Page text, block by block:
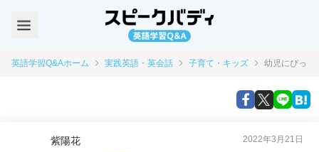
英語学習Q&Aホーム 実践英語・英会話 子育て・キッズ 幼児にぴった
紫陽花
2022年3月21日